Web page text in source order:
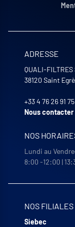
ADRESSE
QUALI-
38120 Saint
+33 4 76 26 91 75
Nous contacter
NOS
Lundi au
8:00 -12:00 |
NOS FILIALES
Siebec